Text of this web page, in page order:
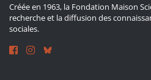
Créée en 1963, la Fondation Maison
recherche et la diffusion des
sociales.